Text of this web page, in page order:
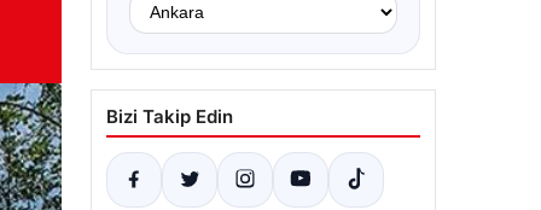
Bizi Takip Edin